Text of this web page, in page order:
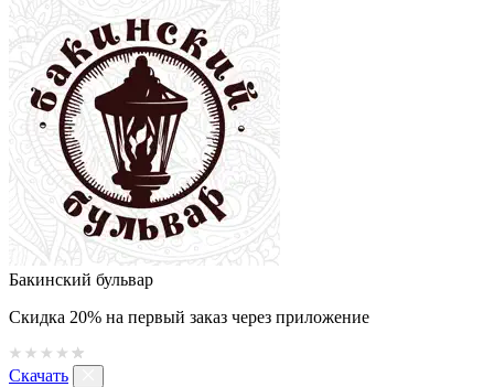
Бакинский бульвар
Скидка 20% на первый заказ через приложение
Скачать